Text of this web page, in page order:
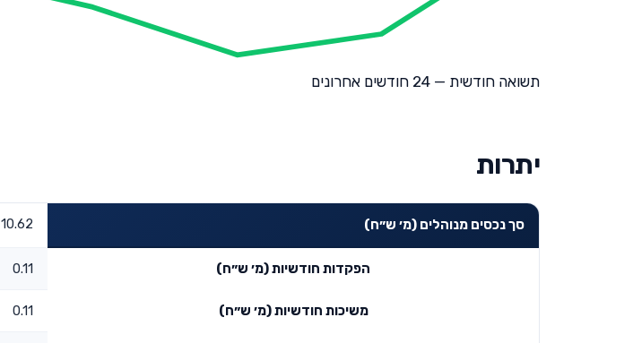
תשואה חודשית — 24 חודשים אחרונים
יתרות
סך נכסים מנוהלים (מ׳ ש״ח) 10.62
הפקדות חודשיות (מ׳ ש״ח) 0.11
משיכות חודשיות (מ׳ ש״ח) 0.11